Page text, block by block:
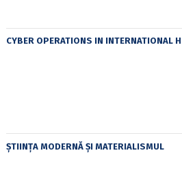
CYBER OPERATIONS IN INTERNATIONAL
ȘTIINȚA MODERNĂ ȘI MATERIALISMUL